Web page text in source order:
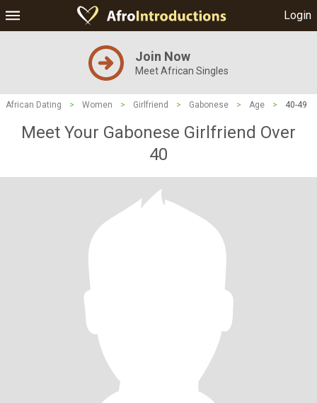
Login
Join Now
Meet African Singles
African Dating > Women > Girlfriend > Gabonese > Age > 40-49
Meet Your Gabonese Girlfriend Over
40